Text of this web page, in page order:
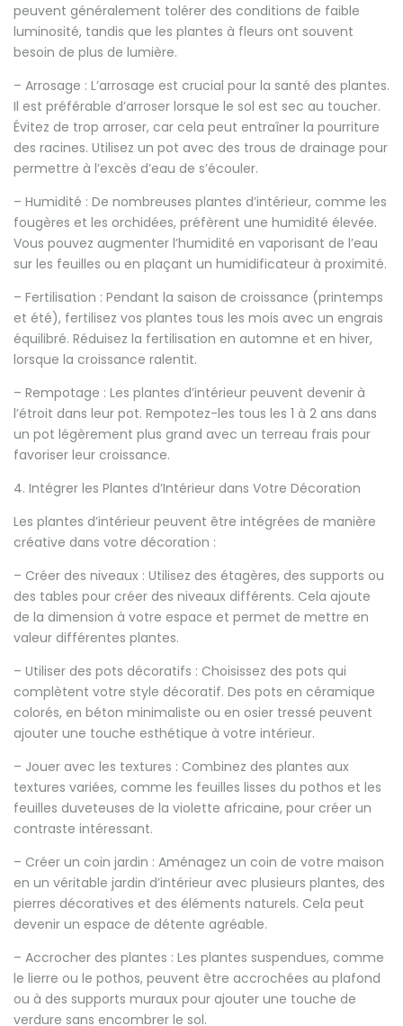
peuvent généralement tolérer des conditions de faible
luminosité, tandis que les plantes à fleurs ont souvent
besoin de plus de lumière.
– Arrosage : L’arrosage est crucial pour la santé des plantes.
Il est préférable d’arroser lorsque le sol est sec au toucher.
Évitez de trop arroser, car cela peut entraîner la pourriture
des racines. Utilisez un pot avec des trous de drainage pour
permettre à l’excès d’eau de s’écouler.
– Humidité : De nombreuses plantes d’intérieur, comme les
fougères et les orchidées, préfèrent une humidité élevée.
Vous pouvez augmenter l’humidité en vaporisant de l’eau
sur les feuilles ou en plaçant un humidificateur à proximité.
– Fertilisation : Pendant la saison de croissance (printemps
et été), fertilisez vos plantes tous les mois avec un engrais
équilibré. Réduisez la fertilisation en automne et en hiver,
lorsque la croissance ralentit.
– Rempotage : Les plantes d’intérieur peuvent devenir à
l’étroit dans leur pot. Rempotez-les tous les 1 à 2 ans dans
un pot légèrement plus grand avec un terreau frais pour
favoriser leur croissance.
4. Intégrer les Plantes d’Intérieur dans Votre Décoration
Les plantes d’intérieur peuvent être intégrées de manière
créative dans votre décoration :
– Créer des niveaux : Utilisez des étagères, des supports ou
des tables pour créer des niveaux différents. Cela ajoute
de la dimension à votre espace et permet de mettre en
valeur différentes plantes.
– Utiliser des pots décoratifs : Choisissez des pots qui
complètent votre style décoratif. Des pots en céramique
colorés, en béton minimaliste ou en osier tressé peuvent
ajouter une touche esthétique à votre intérieur.
– Jouer avec les textures : Combinez des plantes aux
textures variées, comme les feuilles lisses du pothos et les
feuilles duveteuses de la violette africaine, pour créer un
contraste intéressant.
– Créer un coin jardin : Aménagez un coin de votre maison
en un véritable jardin d’intérieur avec plusieurs plantes, des
pierres décoratives et des éléments naturels. Cela peut
devenir un espace de détente agréable.
– Accrocher des plantes : Les plantes suspendues, comme
le lierre ou le pothos, peuvent être accrochées au plafond
ou à des supports muraux pour ajouter une touche de
verdure sans encombrer le sol.